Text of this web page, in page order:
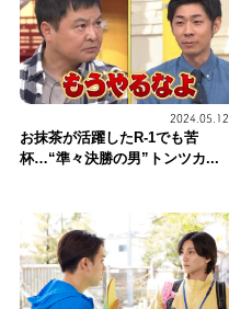
2024.05.12
お抹茶が活躍したR-1でも苦
杯…“準々決勝の男”トンツカ...